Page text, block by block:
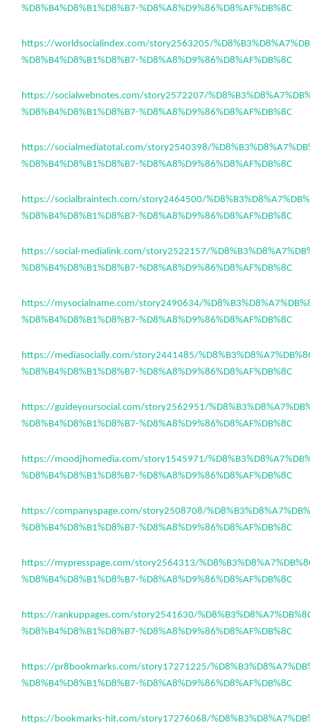
%D8%B4%D8%B1%D8%B7-%D8%A8%D9%86%D8%AF%DB%8C
https://worldsocialindex.com/story2563205/
%D8%B4%D8%B1%D8%B7-%D8%A8%D9%86%D8%AF%DB%8C
https://socialwebnotes.com/story2572207/
%D8%B4%D8%B1%D8%B7-%D8%A8%D9%86%D8%AF%DB%8C
https://socialmediatotal.com/story2540398/
%D8%B4%D8%B1%D8%B7-%D8%A8%D9%86%D8%AF%DB%8C
https://socialbraintech.com/story2464500/
%D8%B4%D8%B1%D8%B7-%D8%A8%D9%86%D8%AF%DB%8C
https://social-medialink.com/story2522157/
%D8%B4%D8%B1%D8%B7-%D8%A8%D9%86%D8%AF%DB%8C
https://mysocialname.com/story2490634/
%D8%B4%D8%B1%D8%B7-%D8%A8%D9%86%D8%AF%DB%8C
https://mediasocially.com/story2441485/
%D8%B4%D8%B1%D8%B7-%D8%A8%D9%86%D8%AF%DB%8C
https://guideyoursocial.com/story2562951/
%D8%B4%D8%B1%D8%B7-%D8%A8%D9%86%D8%AF%DB%8C
https://moodjhomedia.com/story1545971/
%D8%B4%D8%B1%D8%B7-%D8%A8%D9%86%D8%AF%DB%8C
https://companyspage.com/story2508708/
%D8%B4%D8%B1%D8%B7-%D8%A8%D9%86%D8%AF%DB%8C
https://mypresspage.com/story2564313/
%D8%B4%D8%B1%D8%B7-%D8%A8%D9%86%D8%AF%DB%8C
https://rankuppages.com/story2541630/
%D8%B4%D8%B1%D8%B7-%D8%A8%D9%86%D8%AF%DB%8C
https://pr8bookmarks.com/story17271225/
%D8%B4%D8%B1%D8%B7-%D8%A8%D9%86%D8%AF%DB%8C
https://bookmarks-hit.com/story17276068/